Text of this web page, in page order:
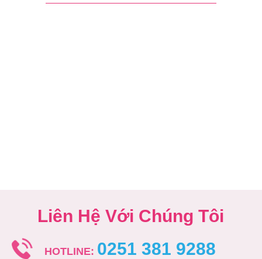
Liên Hệ Với Chúng Tôi
HOTLINE: 0251 381 9288